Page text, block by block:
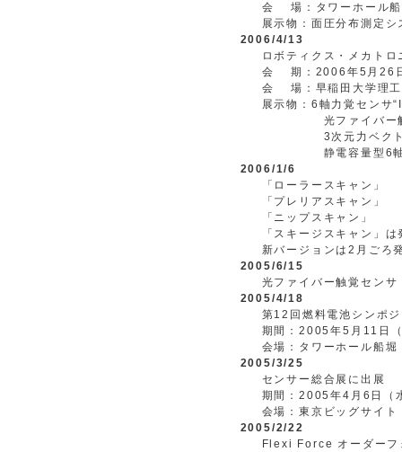
会 場：タワーホール
展示物：面圧分布測定
2006/4/13
ロボティクス・メカト
会 期：2006年5月26
会 場：早稲田大学理工
展示物：6軸力覚センサ
光ファイバー触覚
3次元力ベクトル
静電容量型6軸力
2006/1/6
「ローラースキャン」
「プレリアスキャン」
「ニップスキャン」
「スキージスキャン」
新バージョンは2月ごろ
2005/6/15
光ファイバー触覚セン
2005/4/18
第12回燃料電池シンポ
期間：2005年5月11日
会場：タワーホール船
2005/3/25
センサー総合展に出展
期間：2005年4月6日（
会場：東京ビッグサイト
2005/2/22
Flexi Force オーダーフ